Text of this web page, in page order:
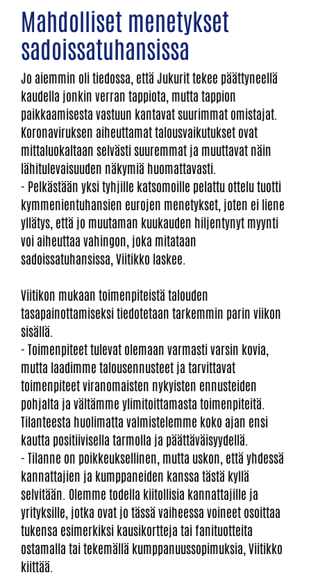
Mahdolliset menetykset
sadoissatuhansissa
Jo aiemmin oli tiedossa, että Jukurit tekee päättyneellä
kaudella jonkin verran tappiota, mutta tappion
paikkaamisesta vastuun kantavat suurimmat omistajat.
Koronaviruksen aiheuttamat talousvaikutukset ovat
mittaluokaltaan selvästi suuremmat ja muuttavat näin
lähitulevaisuuden näkymiä huomattavasti.
- Pelkästään yksi tyhjille katsomoille pelattu ottelu tuotti
kymmenientuhansien eurojen menetykset, joten ei liene
yllätys, että jo muutaman kuukauden hiljentynyt myynti
voi aiheuttaa vahingon, joka mitataan
sadoissatuhansissa, Viitikko laskee.
Viitikon mukaan toimenpiteistä talouden
tasapainottamiseksi tiedotetaan tarkemmin parin viikon
sisällä.
- Toimenpiteet tulevat olemaan varmasti varsin kovia,
mutta laadimme talousennusteet ja tarvittavat
toimenpiteet viranomaisten nykyisten ennusteiden
pohjalta ja vältämme ylimitoittamasta toimenpiteitä.
Tilanteesta huolimatta valmistelemme koko ajan ensi
kautta positiivisella tarmolla ja päättäväisyydellä.
- Tilanne on poikkeuksellinen, mutta uskon, että yhdessä
kannattajien ja kumppaneiden kanssa tästä kyllä
selvitään. Olemme todella kiitollisia kannattajille ja
yrityksille, jotka ovat jo tässä vaiheessa voineet osoittaa
tukensa esimerkiksi kausikortteja tai fanituotteita
ostamalla tai tekemällä kumppanuussopimuksia, Viitikko
kiittää.